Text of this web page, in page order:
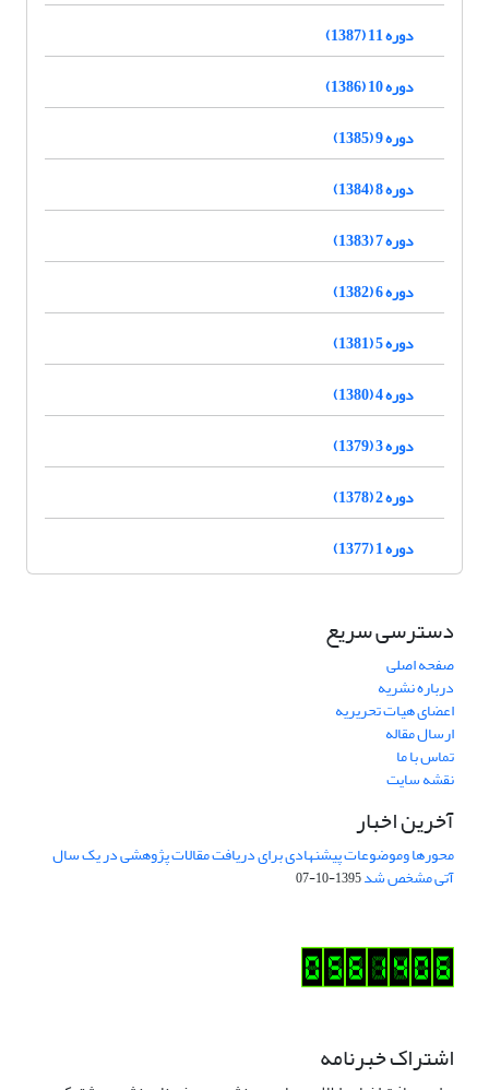
دوره 11 (1387)
دوره 10 (1386)
دوره 9 (1385)
دوره 8 (1384)
دوره 7 (1383)
دوره 6 (1382)
دوره 5 (1381)
دوره 4 (1380)
دوره 3 (1379)
دوره 2 (1378)
دوره 1 (1377)
دسترسی سریع
صفحه اصلی
درباره نشریه
اعضای هیات تحریریه
ارسال مقاله
تماس با ما
نقشه سایت
آخرین اخبار
محورها وموضوعات پیشنهادی برای دریافت مقالات پژوهشی در یک سال
آتی مشخص شد1395-10-07
اشتراک خبرنامه